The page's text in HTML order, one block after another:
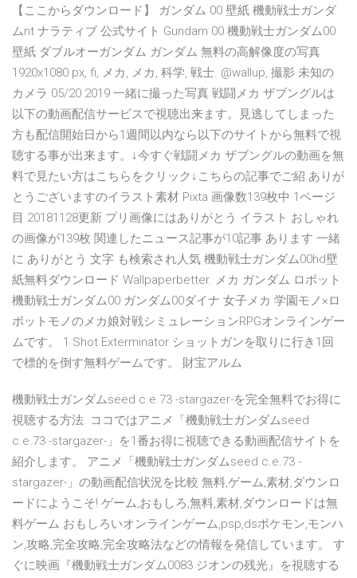
【ここからダウンロード】 ガンダム 00 壁紙 機動戦士ガンダ
ムnt ナラティブ 公式サイト Gundam 00 機動戦士ガンダム00
壁紙 ダブルオーガンダム ガンダム 無料の高解像度の写真
1920x1080 px, fi, メカ, メカ, 科学, 戦士. @wallup, 撮影 未知の
カメラ 05/20 2019 一緒に撮った写真 戦闘メカ ザブングルは
以下の動画配信サービスで視聴出来ます。見逃してしまった
方も配信開始日から1週間以内なら以下のサイトから無料で視
聴する事が出来ます。↓今すぐ戦闘メカ ザブングルの動画を無
料で見たい方はこちらをクリック↓こちらの記事でご紹 ありが
とうございますのイラスト素材 Pixta 画像数139枚中 1ページ
目 20181128更新 プリ画像にはありがとう イラスト おしゃれ
の画像が139枚 関連したニュース記事が10記事 あります 一緒
に ありがとう 文字 も検索され人気 機動戦士ガンダム00hd壁
紙無料ダウンロード Wallpaperbetter. メカ ガンダム ロボット
機動戦士ガンダム00 ガンダム00ダイナ 女子メカ 学園モノ×ロ
ボットモノのメカ娘対戦シミュレーションRPGオンラインゲー
ムです。 1 Shot Exterminator ショットガンを取りに行き1回
で標的を倒す無料ゲームです。 財宝アルム
機動戦士ガンダムseed c.e.73 -stargazer-を完全無料でお得に
視聴する方法. ココではアニメ「機動戦士ガンダムseed
c.e.73 -stargazer-」を1番お得に視聴できる動画配信サイトを
紹介します。 アニメ「機動戦士ガンダムseed c.e.73 -
stargazer-」の動画配信状況を比較 無料,ゲーム,素材,ダウンロ
ードにようこそ! ゲーム,おもしろ,無料,素材,ダウンロードは無
料ゲーム おもしろいオンラインゲーム,psp,dsポケモン,モンハ
ン,攻略,完全攻略,完全攻略法などの情報を発信しています。 す
ぐに映画『機動戦士ガンダム0083 ジオンの残光』を視聴する